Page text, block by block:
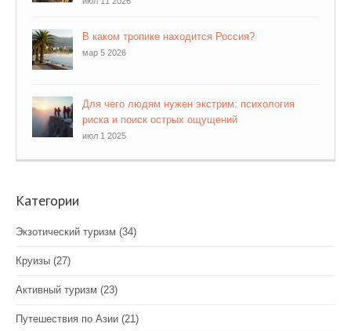
В каком тропике находится Россия?
мар 5 2026
Для чего людям нужен экстрим: психология
риска и поиск острых ощущений
июл 1 2025
Категории
Экзотический туризм (34)
Круизы (27)
Активный туризм (23)
Путешествия по Азии (21)